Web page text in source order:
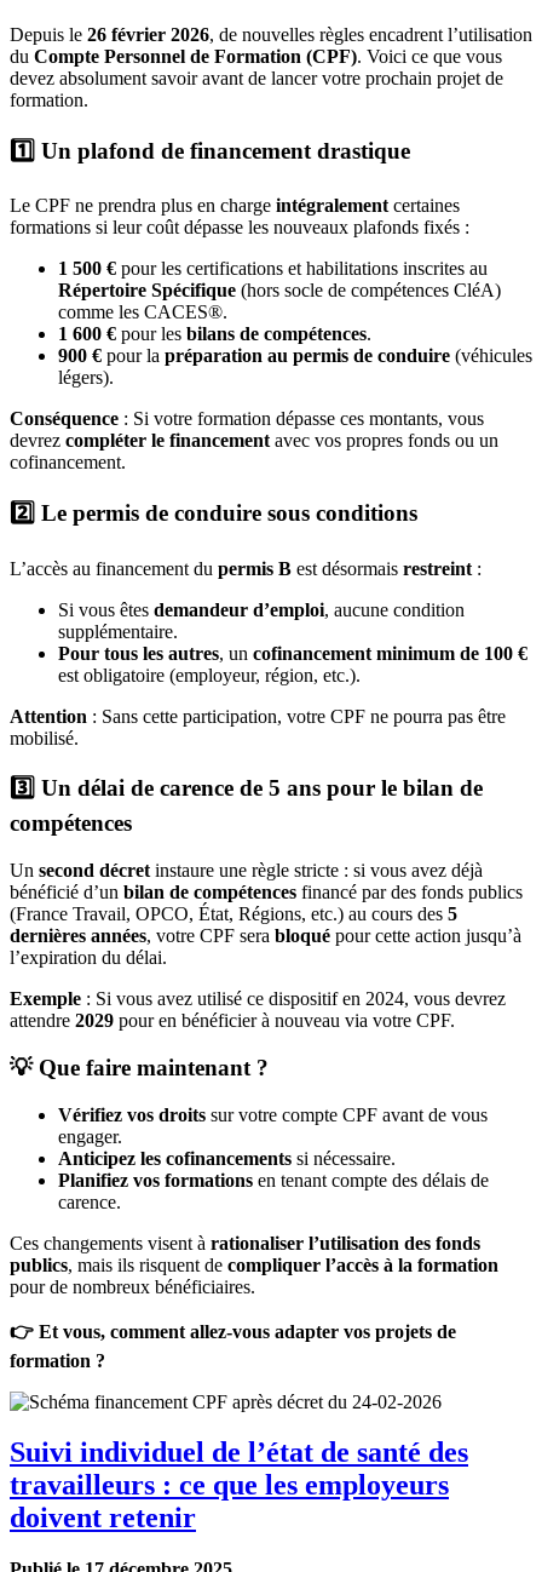
Depuis le 26 février 2026, de nouvelles règles encadrent l’utilisation
du Compte Personnel de Formation (CPF). Voici ce que vous
devez absolument savoir avant de lancer votre prochain projet de
formation.
1️⃣ Un plafond de financement drastique
Le CPF ne prendra plus en charge intégralement certaines
formations si leur coût dépasse les nouveaux plafonds fixés :
1 500 € pour les certifications et habilitations inscrites au
Répertoire Spécifique (hors socle de compétences CléA)
comme les CACES®.
1 600 € pour les bilans de compétences.
900 € pour la préparation au permis de conduire (véhicules
légers).
Conséquence : Si votre formation dépasse ces montants, vous
devrez compléter le financement avec vos propres fonds ou un
cofinancement.
2️⃣ Le permis de conduire sous conditions
L’accès au financement du permis B est désormais restreint :
Si vous êtes demandeur d’emploi, aucune condition
supplémentaire.
Pour tous les autres, un cofinancement minimum de 100 €
est obligatoire (employeur, région, etc.).
Attention : Sans cette participation, votre CPF ne pourra pas être
mobilisé.
3️⃣ Un délai de carence de 5 ans pour le bilan de
compétences
Un second décret instaure une règle stricte : si vous avez déjà
bénéficié d’un bilan de compétences financé par des fonds publics
(France Travail, OPCO, État, Régions, etc.) au cours des 5
dernières années, votre CPF sera bloqué pour cette action jusqu’à
l’expiration du délai.
Exemple : Si vous avez utilisé ce dispositif en 2024, vous devrez
attendre 2029 pour en bénéficier à nouveau via votre CPF.
💡 Que faire maintenant ?
Vérifiez vos droits sur votre compte CPF avant de vous
engager.
Anticipez les cofinancements si nécessaire.
Planifiez vos formations en tenant compte des délais de
carence.
Ces changements visent à rationaliser l’utilisation des fonds
publics, mais ils risquent de compliquer l’accès à la formation
pour de nombreux bénéficiaires.
👉 Et vous, comment allez-vous adapter vos projets de
formation ?
Suivi individuel de l’état de santé des
travailleurs : ce que les employeurs
doivent retenir